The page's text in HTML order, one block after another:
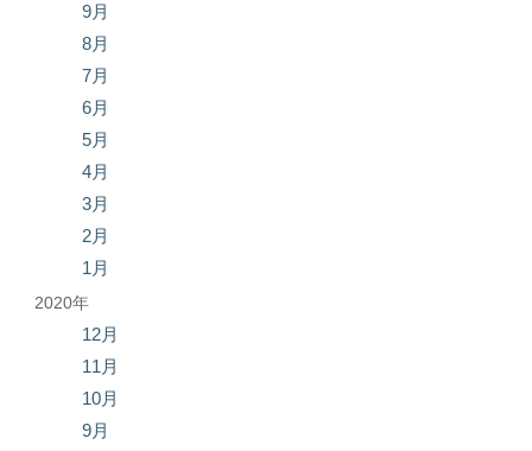
9月
8月
7月
6月
5月
4月
3月
2月
1月
2020年
12月
11月
10月
9月